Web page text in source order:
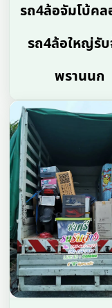
รถ4ล้อจัมโบ้คล
รถ4ล้อใหญ่รับ
พรานนก